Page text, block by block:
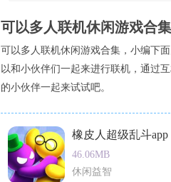
可以多人联机休闲游戏合集
可以多人联机休闲游戏合集，小编下
以和小伙伴们一起来进行联机，通过
的小伙伴一起来试试吧。
橡皮人超级乱斗app
46.06MB
休闲益智